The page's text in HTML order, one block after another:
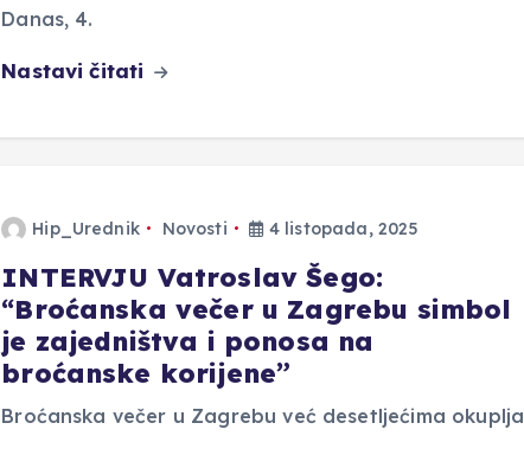
Danas, 4.
Nastavi čitati
Hip_Urednik Novosti 4 listopada, 2025
INTERVJU Vatroslav Šego:
“Broćanska večer u Zagrebu simbol
je zajedništva i ponosa na
broćanske korijene”
Broćanska večer u Zagrebu već desetljećima okuplja